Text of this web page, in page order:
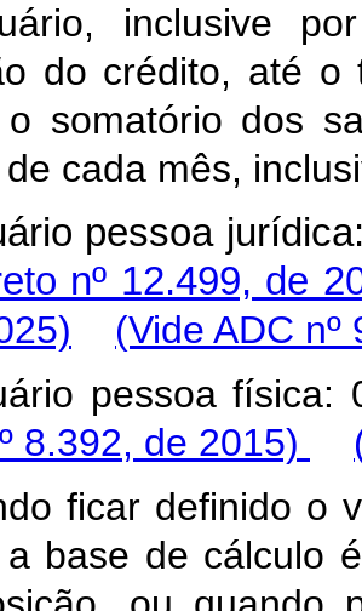
inclusive
do crédito, até
somatório dos
cada mês,
pessoa
nº 12.499, de
(Vide ADC nº
pessoa
8.392, de 2015)
ficar definido o
a base de cálculo